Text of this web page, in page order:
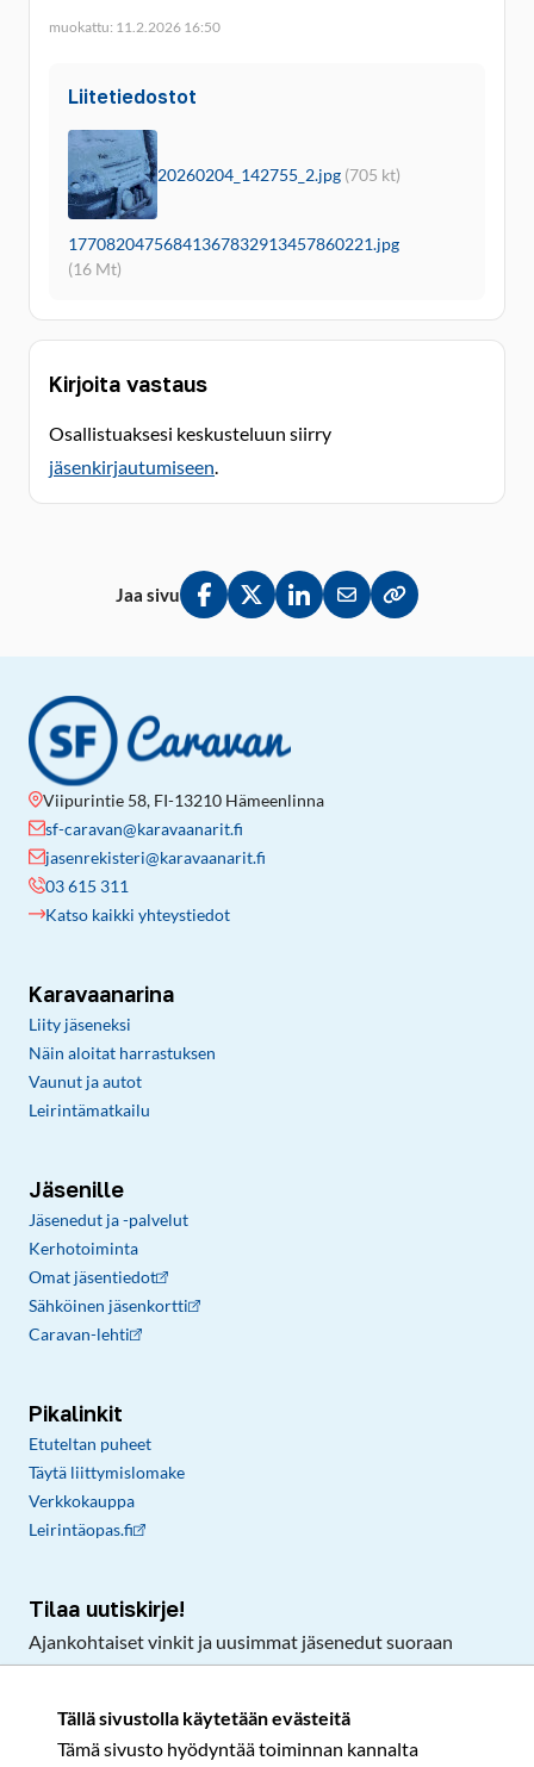
Tällä sivustolla käytetään evästeitä
Tämä sivusto hyödyntää toiminnan kannalta
muokattu: 11.2.2026 16:50
Liitetiedostot
20260204_142755_2.jpg (705 kt)
17708204756841367832913457860221.jpg
(16 Mt)
Kirjoita vastaus
Osallistuaksesi keskusteluun siirry
jäsenkirjautumiseen.
Jaa sivu
Jaa Facebookissa
Jaa Twitterissä
Jaa LinkedInissä
Jaa sähköpostitse
Kopioi linkki
Viipurintie 58, FI-13210 Hämeenlinna
sf-caravan@karavaanarit.fi
jasenrekisteri@karavaanarit.fi
03 615 311
Katso kaikki yhteystiedot
Karavaanarina
Liity jäseneksi
Näin aloitat harrastuksen
Vaunut ja autot
Leirintämatkailu
Jäsenille
Jäsenedut ja -palvelut
Kerhotoiminta
Omat jäsentiedot
Sähköinen jäsenkortti
Caravan-lehti
Pikalinkit
Etuteltan puheet
Täytä liittymislomake
Verkkokauppa
Leirintäopas.fi
Tilaa uutiskirje!
Ajankohtaiset vinkit ja uusimmat jäsenedut suoraan